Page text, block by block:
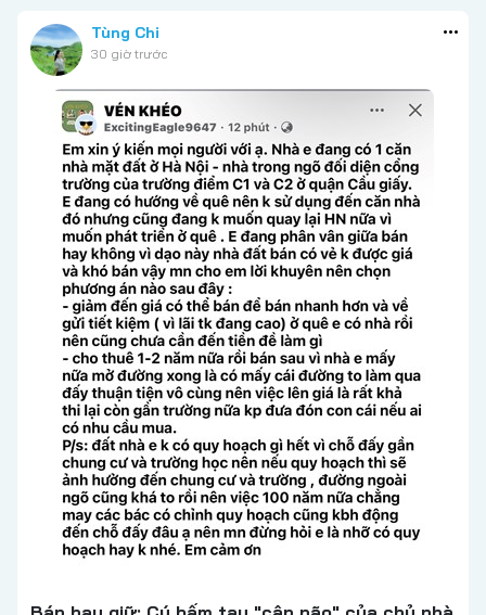
Tùng Chi
30 giờ trước